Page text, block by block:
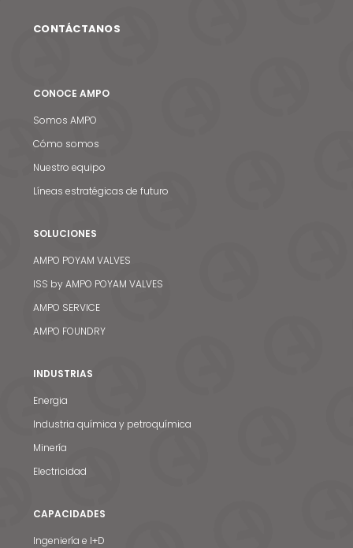
CONTÁCTANOS
CONOCE AMPO
Somos AMPO
Cómo somos
Nuestro equipo
Líneas estratégicas de futuro
SOLUCIONES
AMPO POYAM VALVES
ISS by AMPO POYAM VALVES
AMPO SERVICE
AMPO FOUNDRY
INDUSTRIAS
Energia
Industria química y petroquímica
Minería
Electricidad
CAPACIDADES
Ingeniería e I+D